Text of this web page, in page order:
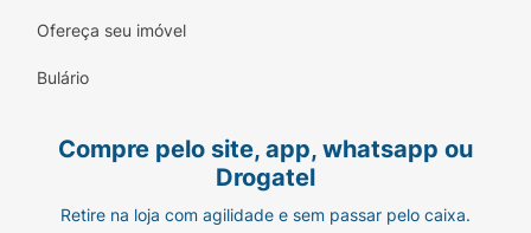
Ofereça seu imóvel
Bulário
Compre pelo site, app, whatsapp ou
Drogatel
Retire na loja com agilidade e sem passar pelo caixa.